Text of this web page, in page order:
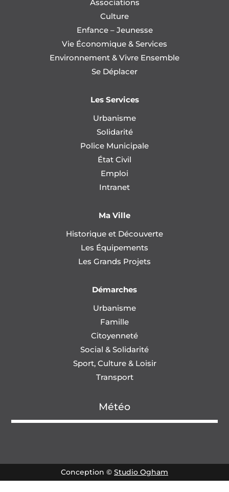
Associations
Culture
Enfance – Jeunesse
Vie Économique & Services
Environnement & Vivre Ensemble
Se Déplacer
Les Services
Urbanisme
Solidarité
Police Municipale
État Civil
Emploi
Intranet
Ma Ville
Historique et Découverte
Les Équipements
Les Grands Projets
Démarches
Urbanisme
Famille
Citoyenneté
Social & Solidarité
Sport, Culture & Loisir
Transport
Météo
Conception © Studio Ogham